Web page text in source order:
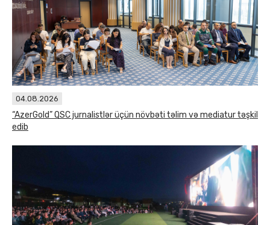
04.08.2026
“AzerGold” QSC jurnalistlər üçün növbəti təlim və mediatur təşkil
edib